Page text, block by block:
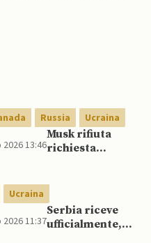
Russia Ucraina
13:46
Musk rifiuta
richiesta
profondità
all’interno della
Russia
Ucraina
11:37
Serbia riceve
ufficialmente,